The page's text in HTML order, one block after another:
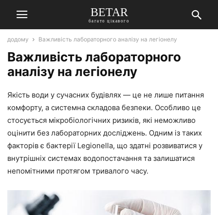
BETAR
багато цікавого
додому Важливість лабораторного аналізу на легіонелу
Важливість лабораторного
аналізу на легіонелу
Якість води у сучасних будівлях — це не лише питання
комфорту, а системна складова безпеки. Особливо це
стосується мікробіологічних ризиків, які неможливо
оцінити без лабораторних досліджень. Одним із таких
факторів є бактерії Legionella, що здатні розвиватися у
внутрішніх системах водопостачання та залишатися
непомітними протягом тривалого часу.